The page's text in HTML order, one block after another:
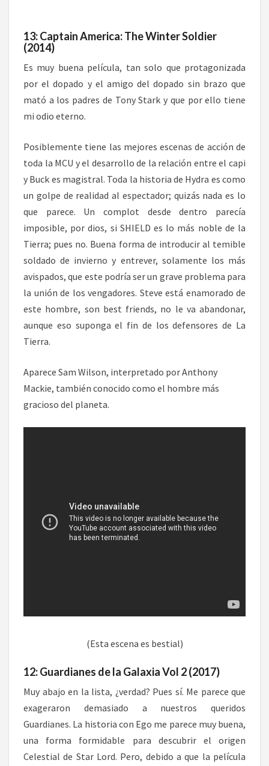
13: Captain America: The Winter Soldier
(2014)
Es muy buena película, tan solo que protagonizada
por el dopado y el amigo del dopado sin brazo que
mató a los padres de Tony Stark y que por ello tiene
mi odio eterno.
Posiblemente tiene las mejores escenas de acción de
toda la MCU y el desarrollo de la relación entre el capi
y Buck es magistral. Toda la historia de Hydra es como
un golpe de realidad al espectador; quizás nada es lo
que parece. Un complot desde dentro parecía
imposible, por dios, si SHIELD es lo más noble de la
Tierra; pues no. Buena forma de introducir al temible
soldado de invierno y entrever, solamente los más
avispados, que este podría ser un grave problema para
la unión de los vengadores. Steve está enamorado de
este hombre, son best friends, no le va abandonar,
aunque eso suponga el fin de los defensores de La
Tierra.
Aparece Sam Wilson, interpretado por Anthony
Mackie, también conocido como el hombre más
gracioso del planeta.
(Esta escena es bestial)
12: Guardianes de la Galaxia Vol 2 (2017)
Muy abajo en la lista, ¿verdad? Pues sí. Me parece que
exageraron demasiado a nuestros queridos
Guardianes. La historia con Ego me parece muy buena,
una forma formidable para descubrir el origen
Celestial de Star Lord. Pero, debido a que la película